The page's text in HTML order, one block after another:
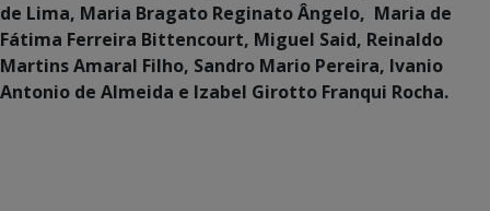
de Lima, Maria Bragato Reginato Ângelo, Maria de
Fátima Ferreira Bittencourt, Miguel Said, Reinaldo
Martins Amaral Filho, Sandro Mario Pereira, Ivanio
Antonio de Almeida e Izabel Girotto Franqui Rocha.